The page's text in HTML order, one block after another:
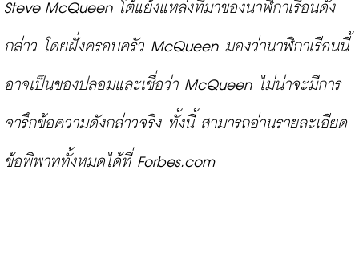
Steve McQueen โต้แย้งแหล่งที่มาของนาฬิกาเรือนดัง
กล่าว โดยฝั่งครอบครัว McQueen มองว่านาฬิกาเรือนนี้
อาจเป็นของปลอมและเชื่อว่า McQueen ไม่น่าจะมีการ
จารึกข้อความดังกล่าวจริง ทั้งนี้ สามารถอ่านรายละเอียด
ข้อพิพาททั้งหมดได้ที่ Forbes.com